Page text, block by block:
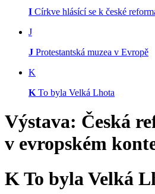
I Církve hlásící se k české
J
J Protestantská muzea v Evropě
K
K To byla Velká Lhota
Výstava: Česká
v evropském
KTo byla Velká